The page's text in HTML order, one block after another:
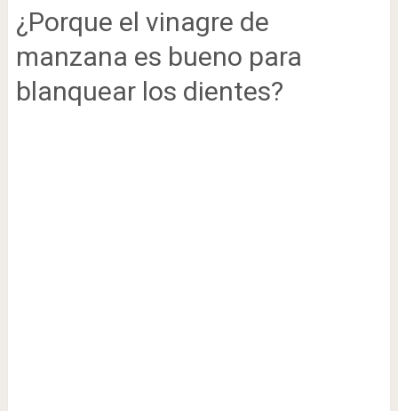
¿Porque el vinagre de
manzana es bueno para
blanquear los dientes?